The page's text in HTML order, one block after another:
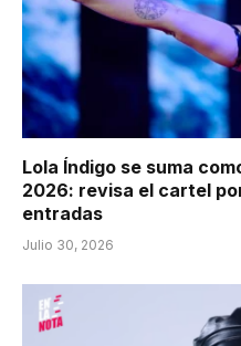
Lola Índigo se suma
2026: revisa el cartel
entradas
Julio 30, 2026